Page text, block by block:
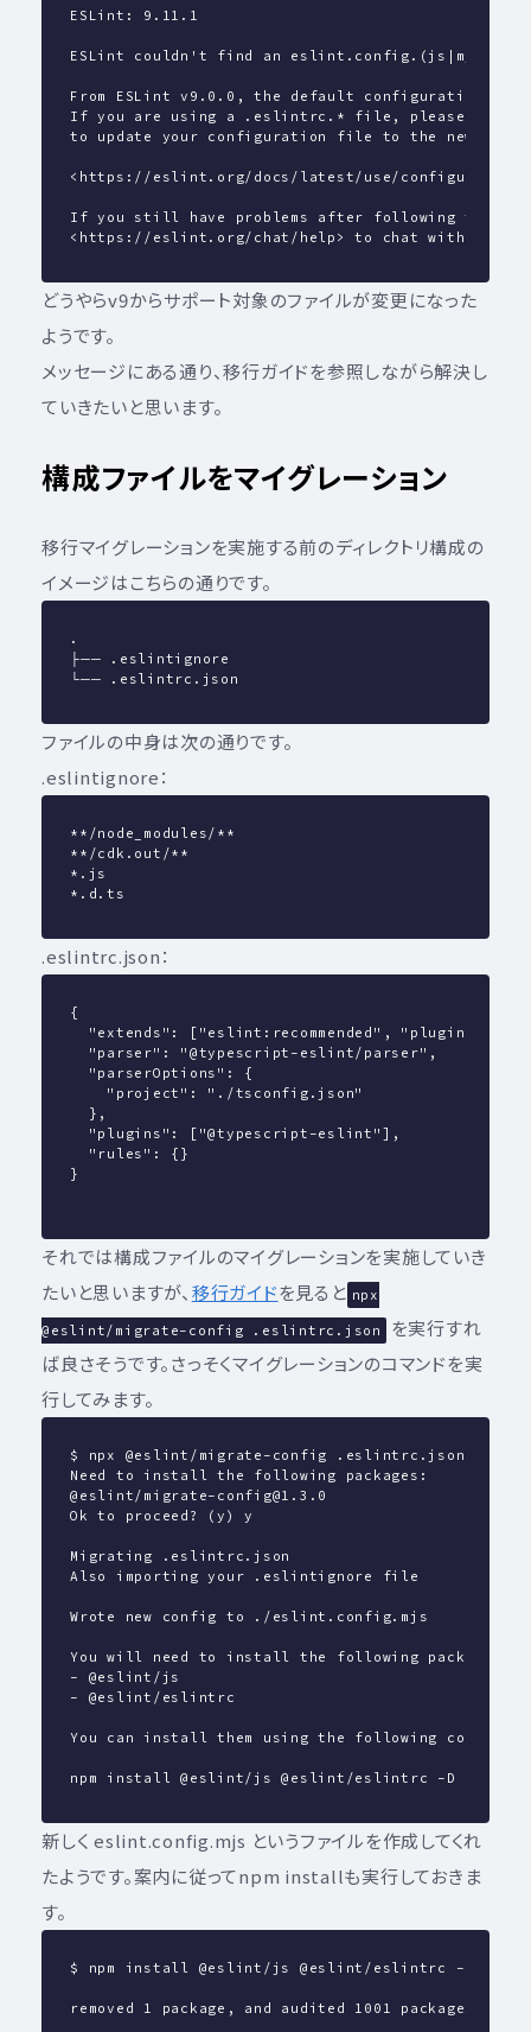
ESLint: 9.11.1
ESLint couldn't find an
From ESLint v9.0.0, the default configuration
If you are using a .eslintrc.* file, please follow
to update your configuration file to the new
<https://eslint.org/docs/latest/use/configure/
If you still have problems after following the
<https://eslint.org/chat/help> to chat with the
どうやらv9からサポート対象のファイルが変更になった
ようです。
メッセージにある通り、移行ガイドを参照しながら解決し
ていきたいと思います。
構成ファイルをマイグレーション
移行マイグレーションを実施する前のディレクトリ構成の
イメージはこちらの通りです。
.
├── .eslintignore
└── .eslintrc.json
ファイルの中身は次の通りです。
.eslintignore：
**/node_modules/**
**/cdk.out/**
*.js
*.d.ts
.eslintrc.json：
{
"extends": ["eslint:recommended",
  "parser": "@typescript-eslint/parser",
  "parserOptions": {
    "project": "./tsconfig.json"
  },
  "plugins": ["@typescript-eslint"],
  "rules": {}
}
それでは構成ファイルのマイグレーションを実施していき
たいと思いますが、 移行ガイドを見ると npx
@eslint/migrate-config .eslintrc.json を実行すれ
ば良さそうです。さっそくマイグレーションのコマンドを実
行してみます。
$ npx @eslint/migrate-config .eslintrc.json
Need to install the following packages:
@eslint/migrate-config@1.3.0
Ok to proceed? (y) y
Migrating .eslintrc.json
Also importing your .eslintignore file
Wrote new config to ./eslint.config.mjs
You will need to install the following packages
- @eslint/js
- @eslint/eslintrc
You can install them using the following command:
npm install @eslint/js @eslint/eslintrc -D
新しく eslint.config.mjs というファイルを作成してくれ
たようです。案内に従ってnpm installも実行しておきま
す。
$ npm install @eslint/js @eslint/eslintrc -D
removed 1 package, and audited 1001 packages in 2s